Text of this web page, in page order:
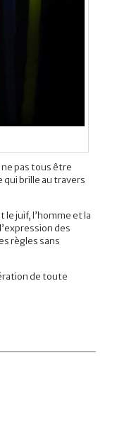
pas tous être
brille au travers
juif, l’homme et la
des
règles sans
de toute